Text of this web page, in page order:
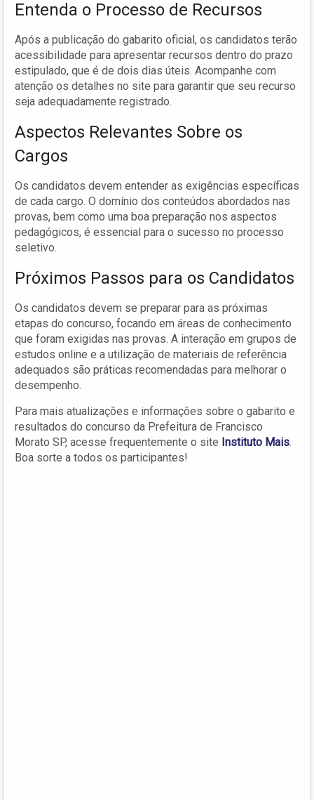
Entenda o Processo de Recursos
Após a publicação do gabarito oficial, os candidatos terão
acessibilidade para apresentar recursos dentro do prazo
estipulado, que é de dois dias úteis. Acompanhe com
atenção os detalhes no site para garantir que seu recurso
seja adequadamente registrado.
Aspectos Relevantes Sobre os
Cargos
Os candidatos devem entender as exigências específicas
de cada cargo. O domínio dos conteúdos abordados nas
provas, bem como uma boa preparação nos aspectos
pedagógicos, é essencial para o sucesso no processo
seletivo.
Próximos Passos para os Candidatos
Os candidatos devem se preparar para as próximas
etapas do concurso, focando em áreas de conhecimento
que foram exigidas nas provas. A interação em grupos de
estudos online e a utilização de materiais de referência
adequados são práticas recomendadas para melhorar o
desempenho.
Para mais atualizações e informações sobre o gabarito e
resultados do concurso da Prefeitura de Francisco
Morato SP, acesse frequentemente o site Instituto Mais.
Boa sorte a todos os participantes!